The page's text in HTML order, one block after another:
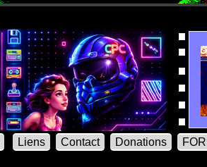
Liens Contact Donations